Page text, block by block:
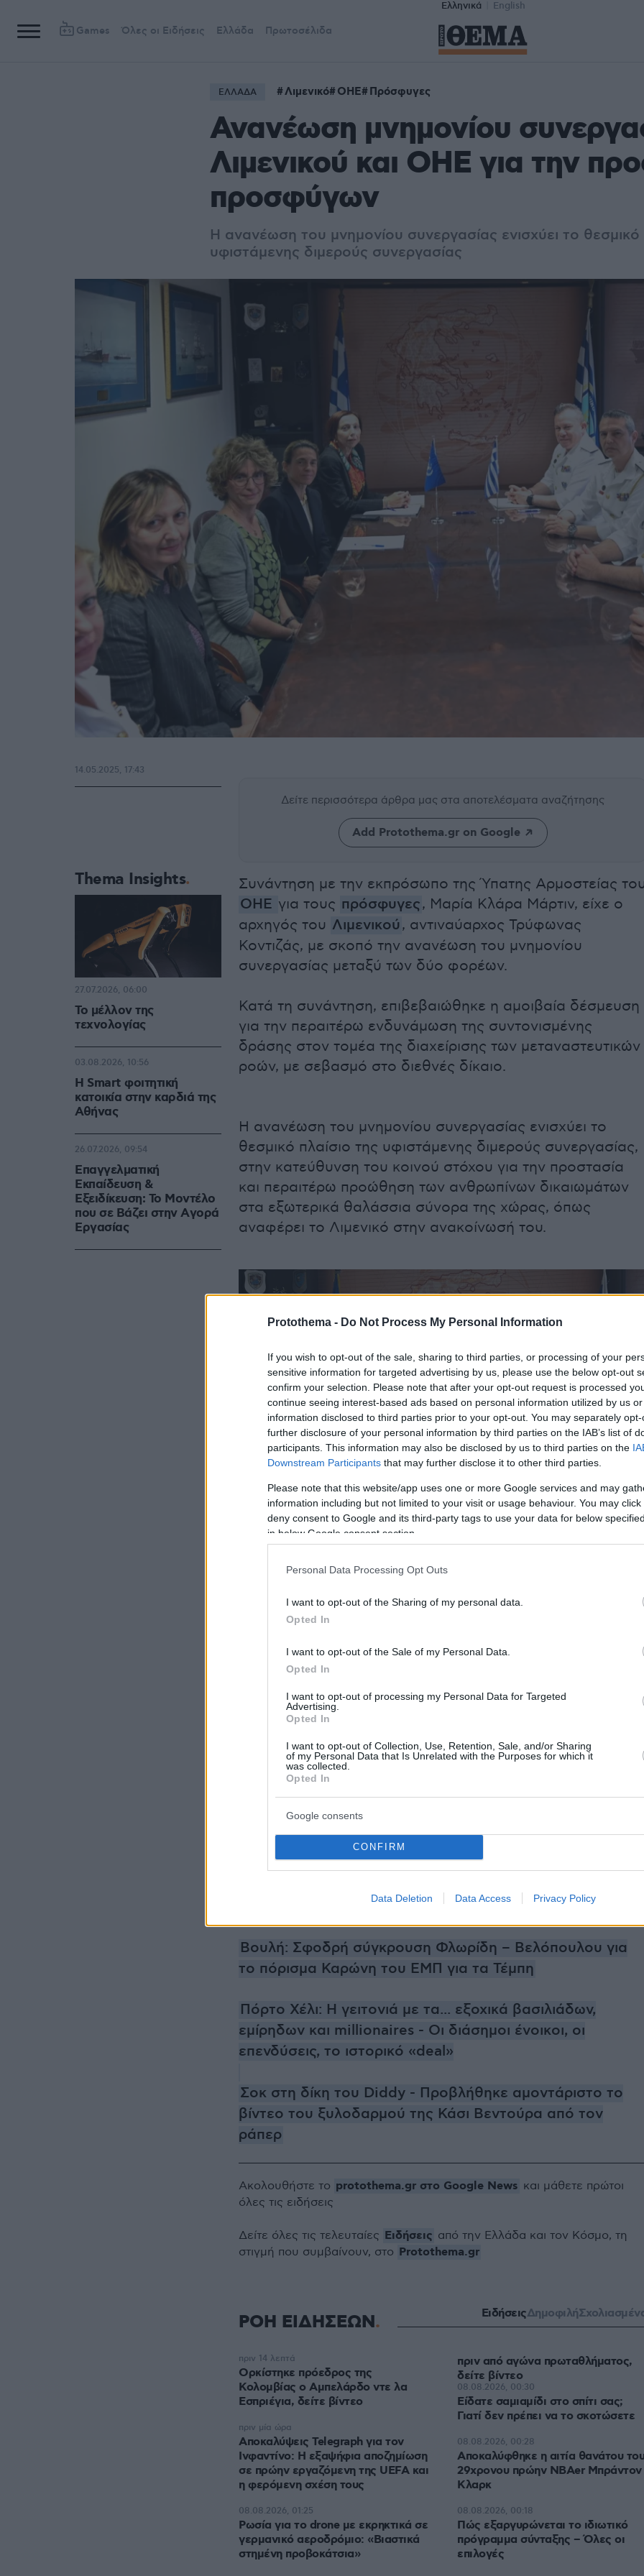
Protothema - Do Not Process My Personal Information
If you wish to opt-out of the sale, sharing to third parties, or processing of your
sensitive information for targeted advertising by us, please use the below opt-out
confirm your selection. Please note that after your opt-out request is processed
continue seeing interest-based ads based on personal information utilized by us
information disclosed to third parties prior to your opt-out. You may separately
further disclosure of your personal information by third parties on the IAB’s list of
participants. This information may also be disclosed by us to third parties on the
Downstream Participants that may further disclose it to other third parties.
Please note that this website/app uses one or more Google services and may
information including but not limited to your visit or usage behaviour. You may
deny consent to Google and its third-party tags to use your data for below
in below Google consent section.
Personal Data Processing Opt Outs
I want to opt-out of the Sharing of my personal data.
Opted In
I want to opt-out of the Sale of my Personal Data.
Opted In
I want to opt-out of processing my Personal Data for Targeted
Advertising.
Opted In
I want to opt-out of Collection, Use, Retention, Sale, and/or Sharing
of my Personal Data that Is Unrelated with the Purposes for which it
was collected.
Opted In
Google consents
CONFIRM
Data Deletion Data Access Privacy Policy
Ελληνικά English
Games Όλες οι Ειδήσεις Ελλάδα Πρωτοσέλιδα
ΕΛΛΑΔΑ Λιμενικό ΟΗΕ Πρόσφυγες
Ανανέωση μνημονίου
Λιμενικού και ΟΗΕ για την
προσφύγων
Η ανανέωση του μνημονίου συνεργασίας ενισχύει το θεσμικό
υφιστάμενης διμερούς συνεργασίας
Δείτε περισσότερα άρθρα μας στα αποτελέσματα αναζήτησης
Add Protothema.gr on Google
Συνάντηση με την εκπρόσωπο της Ύπατης Αρμοστείας
ΟΗΕ για τους πρόσφυγες, Μαρία Κλάρα Μάρτιν, είχε ο
αρχηγός του Λιμενικού, αντιναύαρχος Τρύφωνας
Κοντιζάς, με σκοπό την ανανέωση του μνημονίου
συνεργασίας μεταξύ των δύο φορέων.
Κατά τη συνάντηση, επιβεβαιώθηκε η αμοιβαία δέσμευση
για την περαιτέρω ενδυνάμωση της συντονισμένης
δράσης στον τομέα της διαχείρισης των μεταναστευτικών
ροών, με σεβασμό στο διεθνές δίκαιο.
Η ανανέωση του μνημονίου συνεργασίας ενισχύει το
θεσμικό πλαίσιο της υφιστάμενης διμερούς συνεργασίας,
στην κατεύθυνση του κοινού στόχου για την προστασία
και περαιτέρω προώθηση των ανθρωπίνων δικαιωμάτων
στα εξωτερικά θαλάσσια σύνορα της χώρας, όπως
αναφέρει το Λιμενικό στην ανακοίνωσή του.
Βουλή: Σφοδρή σύγκρουση Φλωρίδη – Βελόπουλου για
το πόρισμα Καρώνη του ΕΜΠ για τα Τέμπη
Πόρτο Χέλι: Η γειτονιά με τα... εξοχικά βασιλιάδων,
εμίρηδων και millionaires - Οι διάσημοι ένοικοι, οι
επενδύσεις, το ιστορικό «deal»
Σοκ στη δίκη του Diddy - Προβλήθηκε αμοντάριστο το
βίντεο του ξυλοδαρμού της Κάσι Βεντούρα από τον
ράπερ
14.05.2025, 17:43
Thema Insights
Το μέλλον της
τεχνολογίας
27.07.2026, 06:00
Η Smart φοιτητική
κατοικία στην καρδιά της
Αθήνας
03.08.2026, 10:56
Επαγγελματική
Εκπαίδευση &
Εξειδίκευση: Το Mοντέλο
που σε Bάζει στην Aγορά
Eργασίας
26.07.2026, 09:54
Ακολουθήστε το protothema.gr στο Google News και μάθετε πρώτοι
όλες τις ειδήσεις
Δείτε όλες τις τελευταίες Ειδήσεις από την Ελλάδα και τον Κόσμο, τη
στιγμή που συμβαίνουν, στο Protothema.gr
ΡΟΗ ΕΙΔΗΣΕΩΝ ΕιδήσειςΔημοφιλή
Ορκίστηκε πρόεδρος της
Κολομβίας ο Αμπελάρδο ντε λα
Εσπριέγια, δείτε βίντεο
πριν 14 λεπτά
Αποκαλύψεις Telegraph για τον
Ινφαντίνο: Η εξαψήφια αποζημίωση
σε πρώην εργαζόμενη της UEFA και
η φερόμενη σχέση τους
πριν μία ώρα
Ρωσία για το drone με εκρηκτικά σε
γερμανικό αεροδρόμιο: «Βιαστικά
στημένη προβοκάτσια»
08.08.2026, 01:25
πριν από αγώνα πρωταθλήματος,
δείτε βίντεο
Είδατε σαμιαμίδι στο σπίτι σας;
Γιατί δεν πρέπει να το σκοτώσετε
08.08.2026, 00:30
Αποκαλύφθηκε η αιτία θανάτου του
29χρονου πρώην NBAer Μπράντον
Κλαρκ
08.08.2026, 00:28
Πώς εξαργυρώνεται το ιδιωτικό
πρόγραμμα σύνταξης – Όλες οι
επιλογές
08.08.2026, 00:18